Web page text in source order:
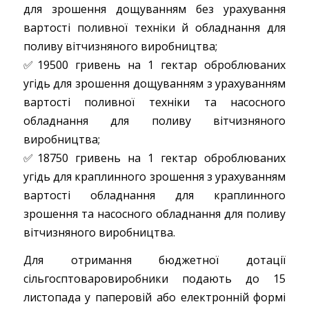
для зрошення дощуванням без урахування
вартості поливної техніки й обладнання для
поливу вітчизняного виробництва;
✅19500 гривень на 1 гектар оброблюваних
угідь для зрошення дощуванням з урахуванням
вартості поливної техніки та насосного
обладнання для поливу вітчизняного
виробництва;
✅18750 гривень на 1 гектар оброблюваних
угідь для краплинного зрошення з урахуванням
вартості обладнання для краплинного
зрошення та насосного обладнання для поливу
вітчизняного виробництва.
Для отримання бюджетної дотації
сільгосптоваровиробники подають до 15
листопада у паперовій або електронній формі